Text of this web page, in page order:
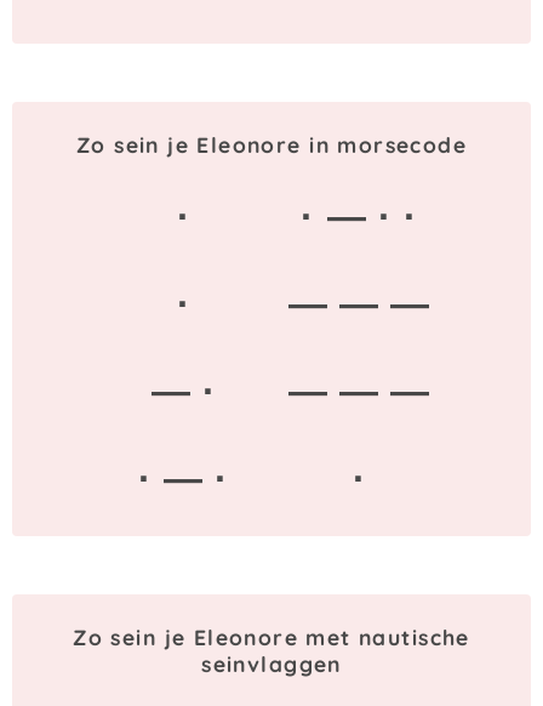
Zo sein je Eleonore in morsecode
·
· — · ·
·
— — —
— ·
— — —
· — ·
·
Zo sein je Eleonore met nautische
seinvlaggen